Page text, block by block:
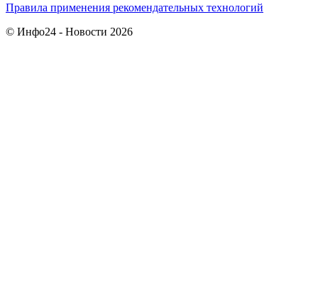
Правила применения рекомендательных технологий
© Инфо24 - Новости 2026